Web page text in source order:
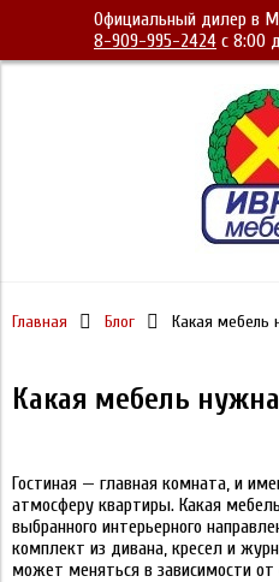
Официальный дилер в
8-909-995-2424 с 8:00
Главная Блог Какая мебель
Какая мебель
Гостиная — главная комната, и
атмосферу квартиры. Какая
выбранного интерьерного
комплект из дивана, кресел и
может меняться в зависимости от